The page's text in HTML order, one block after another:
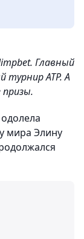
Главный
ATP. А
призы.
мира Элину